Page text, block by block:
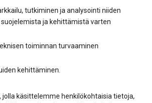
tutkiminen ja analysointi niiden
ja kehittämistä varten
toiminnan turvaaminen
kehittäminen.
jolla käsittelemme henkilökohtaisia tietoja,